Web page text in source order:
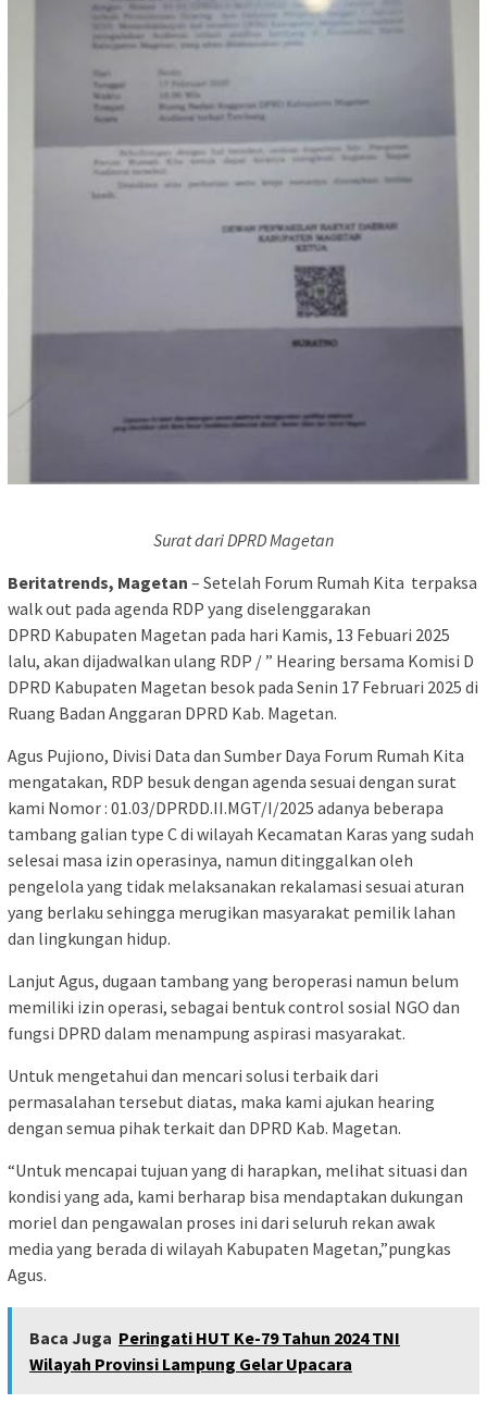
Surat dari DPRD Magetan
Beritatrends, Magetan – Setelah Forum Rumah Kita terpaksa
walk out pada agenda RDP yang diselenggarakan
DPRD Kabupaten Magetan pada hari Kamis, 13 Febuari 2025
lalu, akan dijadwalkan ulang RDP / ” Hearing bersama Komisi D
DPRD Kabupaten Magetan besok pada Senin 17 Februari 2025 di
Ruang Badan Anggaran DPRD Kab. Magetan.
Agus Pujiono, Divisi Data dan Sumber Daya Forum Rumah Kita
mengatakan, RDP besuk dengan agenda sesuai dengan surat
kami Nomor : 01.03/DPRDD.II.MGT/I/2025 adanya beberapa
tambang galian type C di wilayah Kecamatan Karas yang sudah
selesai masa izin operasinya, namun ditinggalkan oleh
pengelola yang tidak melaksanakan rekalamasi sesuai aturan
yang berlaku sehingga merugikan masyarakat pemilik lahan
dan lingkungan hidup.
Lanjut Agus, dugaan tambang yang beroperasi namun belum
memiliki izin operasi, sebagai bentuk control sosial NGO dan
fungsi DPRD dalam menampung aspirasi masyarakat.
Untuk mengetahui dan mencari solusi terbaik dari
permasalahan tersebut diatas, maka kami ajukan hearing
dengan semua pihak terkait dan DPRD Kab. Magetan.
“Untuk mencapai tujuan yang di harapkan, melihat situasi dan
kondisi yang ada, kami berharap bisa mendaptakan dukungan
moriel dan pengawalan proses ini dari seluruh rekan awak
media yang berada di wilayah Kabupaten Magetan,”pungkas
Agus.
Baca Juga Peringati HUT Ke-79 Tahun 2024 TNI
Wilayah Provinsi Lampung Gelar Upacara